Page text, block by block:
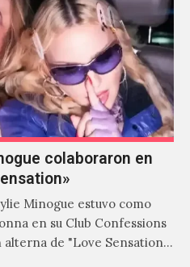
colaboraron en
Minogue estuvo como
en su Club Confessions
de "Love Sensation",